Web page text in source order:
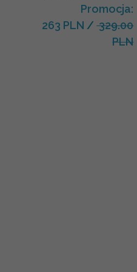
Promocja:
263 PLN /329.00
PLN